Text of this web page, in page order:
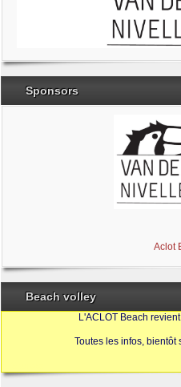
Sponsors
Aclot
Beach volley
L'ACLOT Beach
Toutes les infos, bientôt